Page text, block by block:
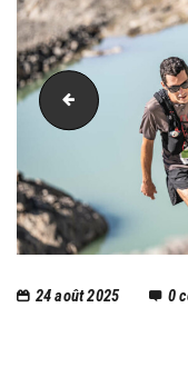
PIC_2397
24 août 2025 0